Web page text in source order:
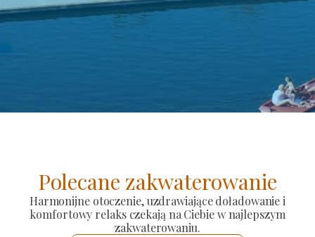
Polecane zakwaterowanie
Harmonijne otoczenie, uzdrawiające doładowanie i
komfortowy relaks czekają na Ciebie w najlepszym
zakwaterowaniu.